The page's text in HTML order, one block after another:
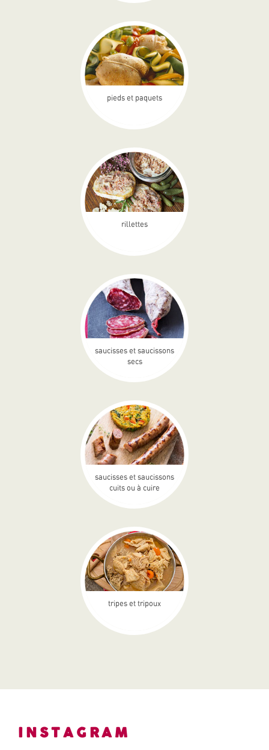
pieds et paquets
rillettes
saucisses et saucissons
secs
saucisses et saucissons
cuits ou à cuire
tripes et tripoux
INSTAGRAM